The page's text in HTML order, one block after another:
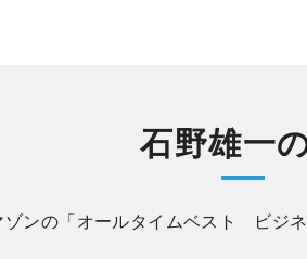
石野雄一
ンの「オールタイムベスト ビジ